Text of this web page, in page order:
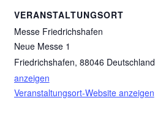
VERANSTALTUNGSORT
Messe Friedrichshafen
Neue Messe 1
Friedrichshafen, 88046 Deutschland
anzeigen
Veranstaltungsort-Website anzeigen